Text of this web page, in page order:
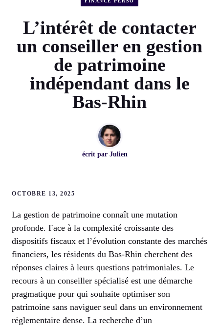
L’intérêt de contacter
un conseiller en gestion
de patrimoine
indépendant dans le
Bas-Rhin
écrit par Julien
OCTOBRE 13, 2025
La gestion de patrimoine connaît une mutation
profonde. Face à la complexité croissante des
dispositifs fiscaux et l’évolution constante des marchés
financiers, les résidents du Bas-Rhin cherchent des
réponses claires à leurs questions patrimoniales. Le
recours à un conseiller spécialisé est une démarche
pragmatique pour qui souhaite optimiser son
patrimoine sans naviguer seul dans un environnement
réglementaire dense. La recherche d’un